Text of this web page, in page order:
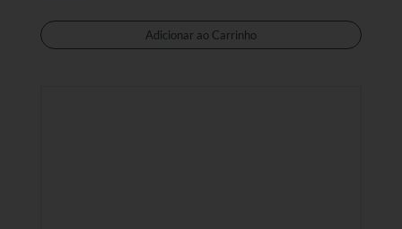
Adicionar ao Carrinho